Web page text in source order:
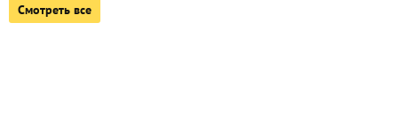
Смотреть все